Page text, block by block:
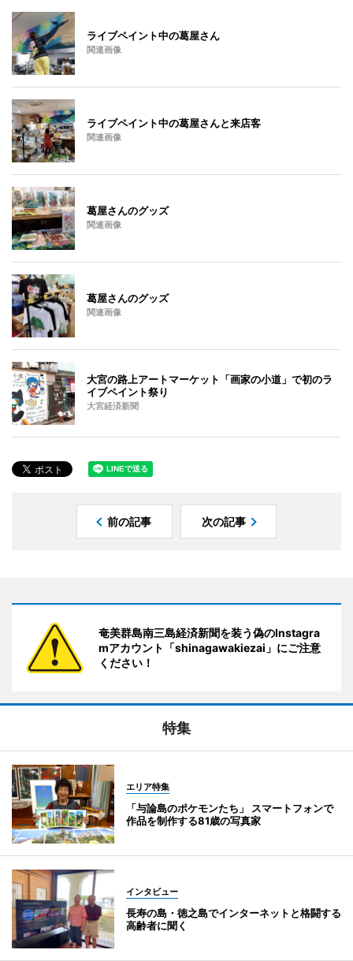
ライブペイント中の葛屋さん
関連画像
ライブペイント中の葛屋さんと来店客
関連画像
葛屋さんのグッズ
関連画像
葛屋さんのグッズ
関連画像
大宮の路上アートマーケット「画家の小道」で初のラ
イブペイント祭り
大宮経済新聞
前の記事 次の記事
奄美群島南三島経済新聞を装う偽のInstagra
mアカウント「shinagawakiezai」にご注意
ください！
特集
エリア特集
「与論島のポケモンたち」 スマートフォンで
作品を制作する81歳の写真家
インタビュー
長寿の島・徳之島でインターネットと格闘する
高齢者に聞く